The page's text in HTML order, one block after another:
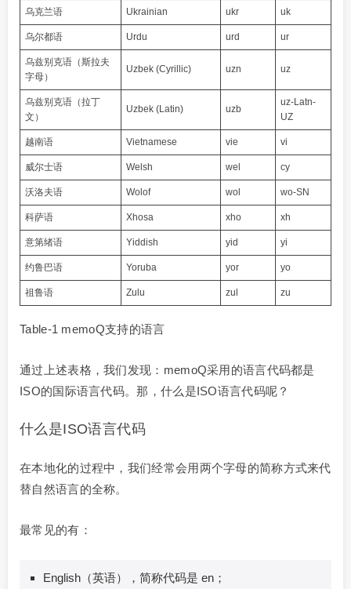
乌克兰语 Ukrainian ukr uk
乌尔都语 Urdu urd ur
乌兹别克语（斯拉夫
字母）
Uzbek (Cyrillic) uzn uz
乌兹别克语（拉丁
文）
Uzbek (Latin) uzb
uz-Latn-
UZ
越南语 Vietnamese vie vi
威尔士语 Welsh wel cy
沃洛夫语 Wolof wol wo-SN
科萨语 Xhosa xho xh
意第绪语 Yiddish yid yi
约鲁巴语 Yoruba yor yo
祖鲁语 Zulu zul zu
Table-1 memoQ支持的语言
通过上述表格，我们发现：memoQ采用的语言代码都是
ISO的国际语言代码。那，什么是ISO语言代码呢？
什么是ISO语言代码
在本地化的过程中，我们经常会用两个字母的简称方式来代
替自然语言的全称。
最常见的有：
English（英语），简称代码是 en；